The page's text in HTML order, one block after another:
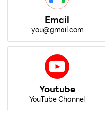
Email
you@gmail.com
Youtube
YouTube Channel